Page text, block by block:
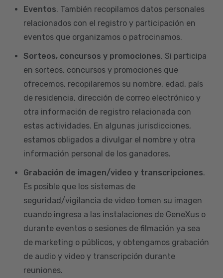
Eventos. También recopilamos datos personales
relacionados con el registro y participación en
eventos que organizamos o patrocinamos.
Sorteos, concursos y promociones. Si participa
en sorteos, concursos y promociones que
ofrecemos, recopilaremos su nombre, edad, país
de residencia, dirección de correo electrónico y
otra información de registro relacionada con
estas actividades. En algunas jurisdicciones,
estamos obligados a divulgar el nombre y otra
información personal de los ganadores.
Grabación de imagen/video y transcripciones.
Es posible que los sistemas de
seguridad/vigilancia de video tomen su imagen
cuando ingresa a las instalaciones de GeneXus o
durante eventos o sesiones de filmación ya sea
de marketing o públicos, y obtengamos grabación
de audio y video y transcripción durante
reuniones.